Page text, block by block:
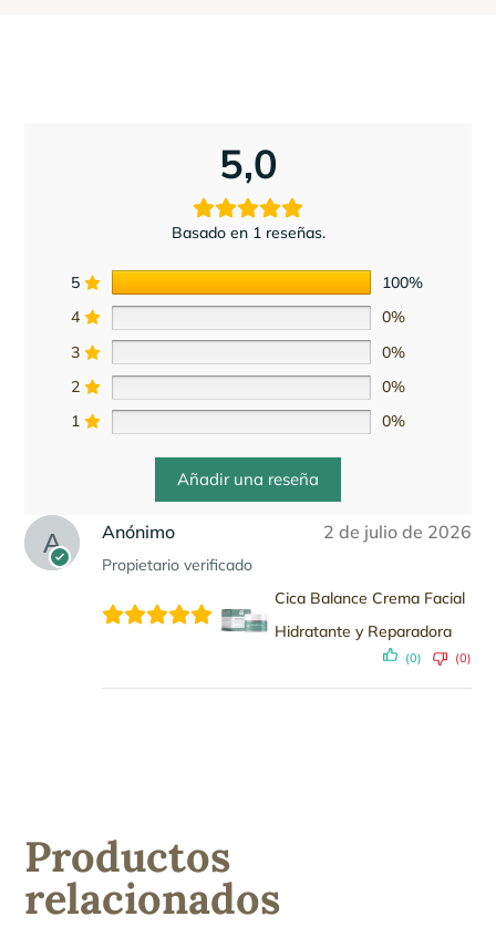
5,0
Basado en 1 reseñas.
5
100%
4
0%
3
0%
2
0%
1
0%
Añadir una reseña
Anónimo
Propietario verificado
2 de julio de 2026
Cica Balance Crema Facial
Hidratante y Reparadora
(0) (0)
Productos
relacionados